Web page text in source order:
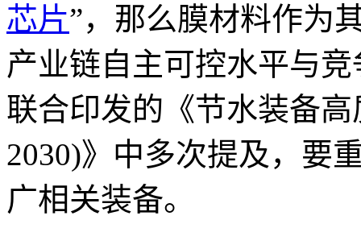
芯片”，那么膜材料作为
产业链自主可控水平与
联合印发的《节水装备
2030)》中多次提及，要
广相关装备。